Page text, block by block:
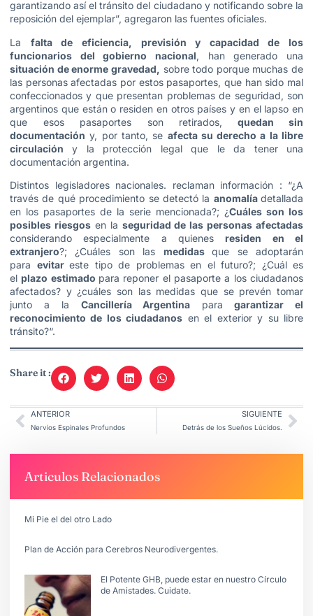
garantizando así el tránsito del ciudadano y notificando sobre la
reposición del ejemplar”, agregaron las fuentes oficiales.
La falta de eficiencia, previsión y capacidad de los
funcionarios del gobierno nacional, han generado una
situación de enorme gravedad, sobre todo porque muchas de
las personas afectadas por estos pasaportes, que han sido mal
confeccionados y que presentan problemas de seguridad, son
argentinos que están o residen en otros países y en el lapso en
que esos pasaportes son retirados, quedan sin
documentación y, por tanto, se afecta su derecho a la libre
circulación y la protección legal que le da tener una
documentación argentina.
Distintos legisladores nacionales. reclaman información : “¿A
través de qué procedimiento se detectó la anomalía detallada
en los pasaportes de la serie mencionada?; ¿Cuáles son los
posibles riesgosen la seguridad de las personas afectadas
considerando especialmente a quienes residen en el
extranjero?; ¿Cuáles son las medidasque se adoptarán
para evitar este tipo de problemas en el futuro?; ¿Cuál es
el plazo estimado para reponer el pasaporte a los ciudadanos
afectados? y ¿cuáles son las medidas que se prevén tomar
junto a la Cancillería Argentina para garantizar el
reconocimiento de los ciudadanos en el exterior y su libre
tránsito?“.
Share it :
ANTERIOR
Nervios Espinales Profundos
SIGUIENTE
Detrás de los Sueños Lúcidos.
Articulos Relacionados
Mi Pie el del otro Lado
Plan de Acción para Cerebros Neurodivergentes.
El Potente GHB, puede estar en nuestro Círculo
de Amistades. Cuidate.